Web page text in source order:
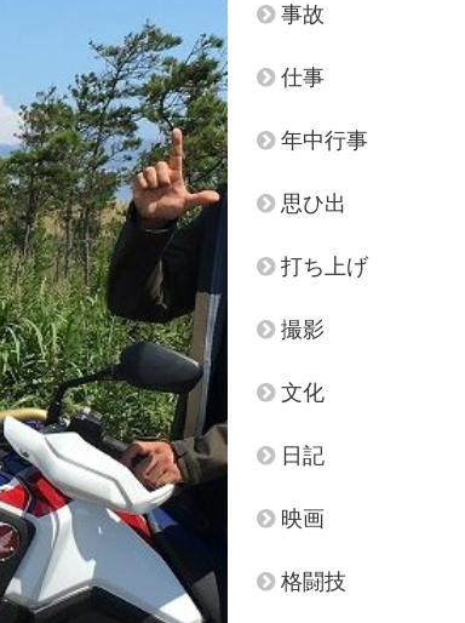
事故
仕事
年中行事
思ひ出
打ち上げ
撮影
文化
日記
映画
格闘技